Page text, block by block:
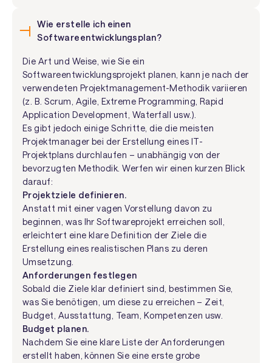
Wie erstelle ich einen
Softwareentwicklungsplan?
Die Art und Weise, wie Sie ein
Softwareentwicklungsprojekt planen, kann je nach der
verwendeten Projektmanagement-Methodik variieren
(z. B. Scrum, Agile, Extreme Programming, Rapid
Application Development, Waterfall usw.).
Es gibt jedoch einige Schritte, die die meisten
Projektmanager bei der Erstellung eines IT-
Projektplans durchlaufen – unabhängig von der
bevorzugten Methodik. Werfen wir einen kurzen Blick
darauf:
Projektziele definieren.
Anstatt mit einer vagen Vorstellung davon zu
beginnen, was Ihr Softwareprojekt erreichen soll,
erleichtert eine klare Definition der Ziele die
Erstellung eines realistischen Plans zu deren
Umsetzung.
Anforderungen festlegen
Sobald die Ziele klar definiert sind, bestimmen Sie,
was Sie benötigen, um diese zu erreichen – Zeit,
Budget, Ausstattung, Team, Kompetenzen usw.
Budget planen.
Nachdem Sie eine klare Liste der Anforderungen
erstellt haben, können Sie eine erste grobe